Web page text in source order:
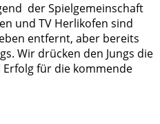
der Spielgemeinschaft
und TV Herlikofen sind
entfernt, aber bereits
Wir drücken den Jungs die
für die kommende